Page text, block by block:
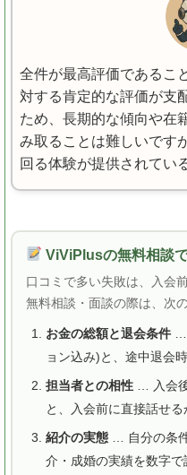
全件が最高評価であるこ
対する肯定的な評価が支
ため、長期的な傾向や在
み取ることは難しいです
回る体験が提供されてい
ViViPlusの無料相談
口コミで多い失敗は、入会
無料相談・面談の際は、次
お金の総額と退会条件…
ョン込み)と、途中退会
担当者との相性… 入会後
と、入会前に直接話せる
紹介の実態… 自分の条
介・成婚の実績を数字で